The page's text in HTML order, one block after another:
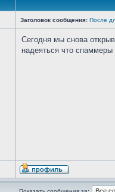
Заголовок сообщения: После
Сегодня мы снова
надеяться что